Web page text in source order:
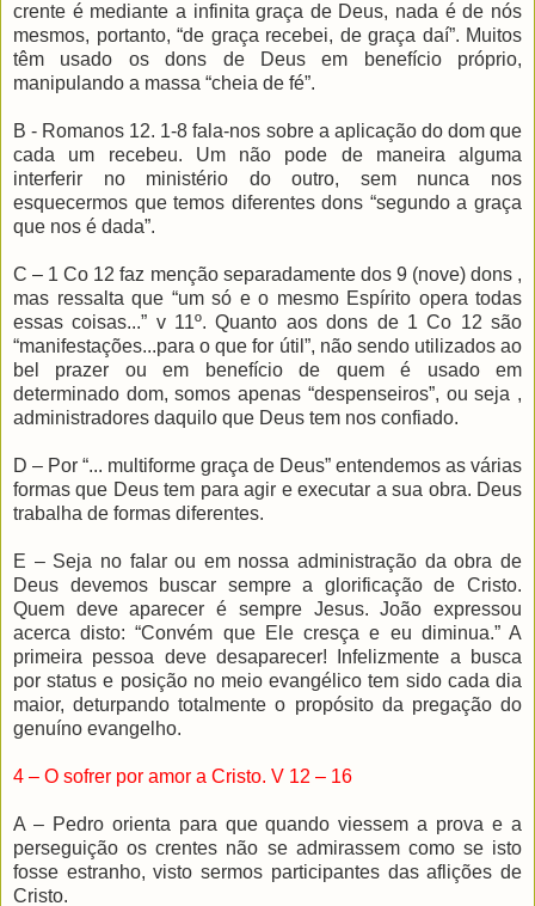
crente é mediante a infinita graça de Deus, nada é de nós
mesmos, portanto, “de graça recebei, de graça daí”. Muitos
têm usado os dons de Deus em benefício próprio,
manipulando a massa “cheia de fé”.
B - Romanos 12. 1-8 fala-nos sobre a aplicação do dom que
cada um recebeu. Um não pode de maneira alguma
interferir no ministério do outro, sem nunca nos
esquecermos que temos diferentes dons “segundo a graça
que nos é dada”.
C – 1 Co 12 faz menção separadamente dos 9 (nove) dons ,
mas ressalta que “um só e o mesmo Espírito opera todas
essas coisas...” v 11º. Quanto aos dons de 1 Co 12 são
“manifestações...para o que for útil”, não sendo utilizados ao
bel prazer ou em benefício de quem é usado em
determinado dom, somos apenas “despenseiros”, ou seja ,
administradores daquilo que Deus tem nos confiado.
D – Por “... multiforme graça de Deus” entendemos as várias
formas que Deus tem para agir e executar a sua obra. Deus
trabalha de formas diferentes.
E – Seja no falar ou em nossa administração da obra de
Deus devemos buscar sempre a glorificação de Cristo.
Quem deve aparecer é sempre Jesus. João expressou
acerca disto: “Convém que Ele cresça e eu diminua.” A
primeira pessoa deve desaparecer! Infelizmente a busca
por status e posição no meio evangélico tem sido cada dia
maior, deturpando totalmente o propósito da pregação do
genuíno evangelho.
4 – O sofrer por amor a Cristo. V 12 – 16
A – Pedro orienta para que quando viessem a prova e a
perseguição os crentes não se admirassem como se isto
fosse estranho, visto sermos participantes das aflições de
Cristo.